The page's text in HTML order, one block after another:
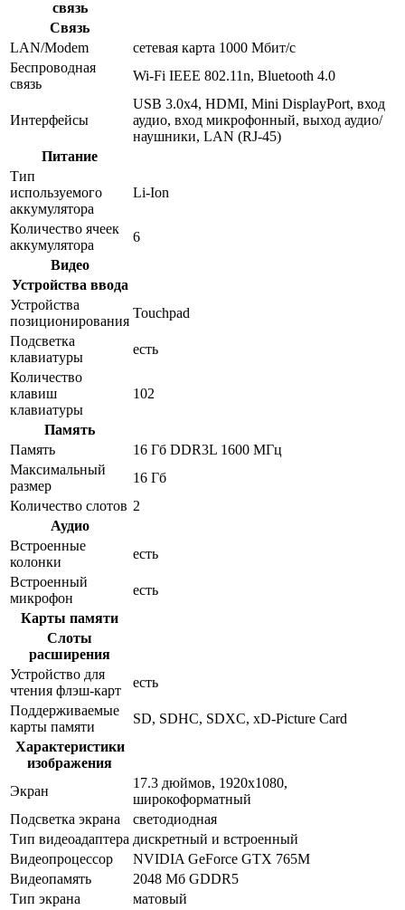
связь
Связь
LAN/Modem
сетевая карта 1000 Мбит/c
Беспроводная
связь
Wi-Fi IEEE 802.11n, Bluetooth 4.0
Интерфейсы
USB 3.0x4, HDMI, Mini DisplayPort, вход
аудио, вход микрофонный, выход аудио/
наушники, LAN (RJ-45)
Питание
Тип
используемого
аккумулятора
Li-Ion
Количество ячеек
аккумулятора
6
Видео
Устройства ввода
Устройства
позиционирования
Touchpad
Подсветка
клавиатуры
есть
Количество
клавиш
клавиатуры
102
Память
Память
16 Гб DDR3L 1600 МГц
Максимальный
размер
16 Гб
Количество слотов 2
Аудио
Встроенные
колонки
есть
Встроенный
микрофон
есть
Карты памяти
Слоты
расширения
Устройство для
чтения флэш-карт
есть
Поддерживаемые
карты памяти
SD, SDHC, SDXC, xD-Picture Card
Характеристики
изображения
Экран
17.3 дюймов, 1920x1080,
широкоформатный
Подсветка экрана
светодиодная
Тип видеоадаптера дискретный и встроенный
Видеопроцессор
NVIDIA GeForce GTX 765M
Видеопамять
2048 Мб GDDR5
Тип экрана
матовый